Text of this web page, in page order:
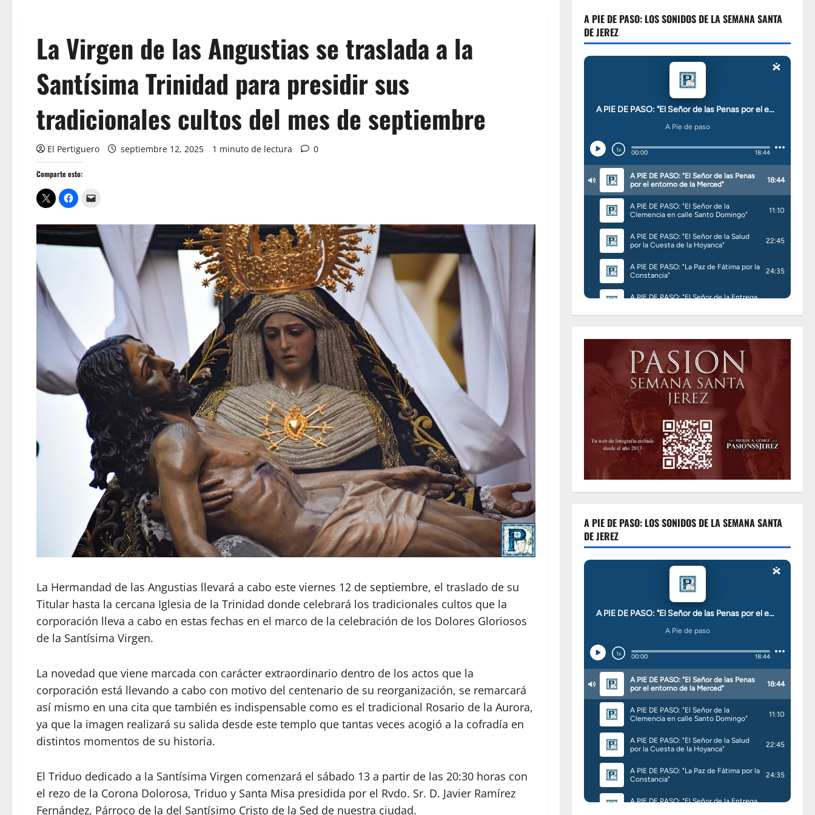
La Virgen de las Angustias se traslada a la
Santísima Trinidad para presidir sus
tradicionales cultos del mes de septiembre
El Pertiguero septiembre 12, 2025 1 minuto de lectura 0
Comparte esto:
La Hermandad de las Angustias llevará a cabo este viernes 12 de septiembre, el traslado de su
Titular hasta la cercana Iglesia de la Trinidad donde celebrará los tradicionales cultos que la
corporación lleva a cabo en estas fechas en el marco de la celebración de los Dolores Gloriosos
de la Santísima Virgen.
La novedad que viene marcada con carácter extraordinario dentro de los actos que la
corporación está llevando a cabo con motivo del centenario de su reorganización, se remarcará
así mismo en una cita que también es indispensable como es el tradicional Rosario de la Aurora,
ya que la imagen realizará su salida desde este templo que tantas veces acogió a la cofradía en
distintos momentos de su historia.
El Triduo dedicado a la Santísima Virgen comenzará el sábado 13 a partir de las 20:30 horas con
el rezo de la Corona Dolorosa, Triduo y Santa Misa presidida por el Rvdo. Sr. D. Javier Ramírez
Fernández, Párroco de la del Santísimo Cristo de la Sed de nuestra ciudad.
A PIE DE PASO: LOS SONIDOS DE LA SEMANA SANTA
DE JEREZ
A PIE DE PASO: LOS SONIDOS DE LA SEMANA SANTA
DE JEREZ